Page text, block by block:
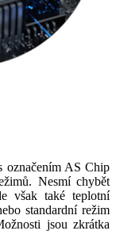
označením AS Chip
Nesmí chybět
však také teplotní
standardní režim
jsou zkrátka